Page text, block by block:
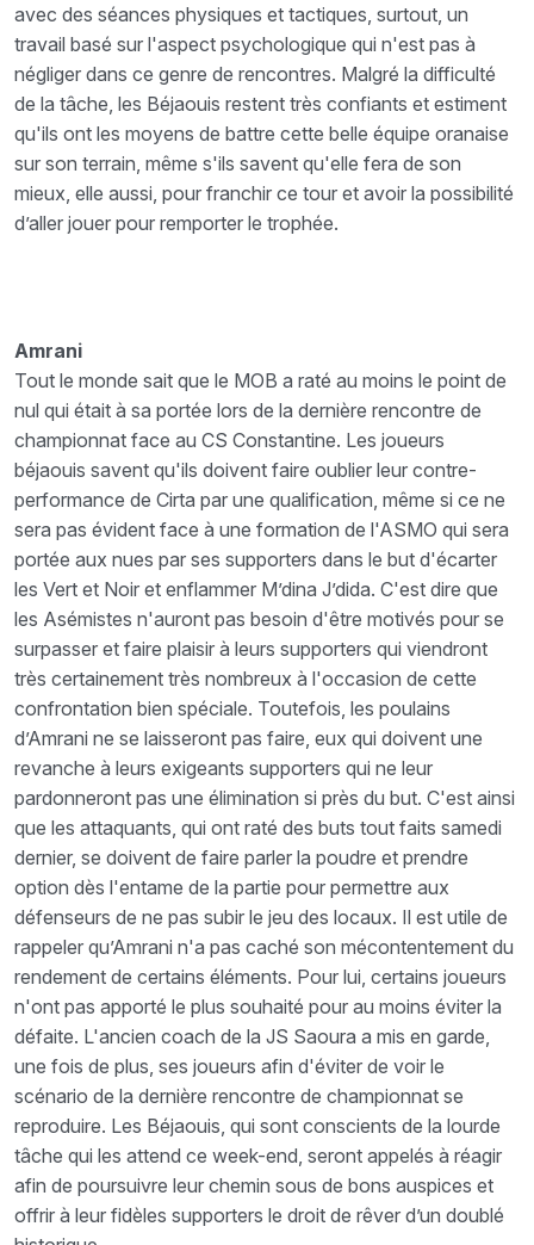
avec des séances physiques et tactiques, surtout, un
travail basé sur l'aspect psychologique qui n'est pas à
négliger dans ce genre de rencontres. Malgré la difficulté
de la tâche, les Béjaouis restent très confiants et estiment
qu'ils ont les moyens de battre cette belle équipe oranaise
sur son terrain, même s'ils savent qu'elle fera de son
mieux, elle aussi, pour franchir ce tour et avoir la possibilité
d’aller jouer pour remporter le trophée.
Amrani
Tout le monde sait que le MOB a raté au moins le point de
nul qui était à sa portée lors de la dernière rencontre de
championnat face au CS Constantine. Les joueurs
béjaouis savent qu'ils doivent faire oublier leur contre-
performance de Cirta par une qualification, même si ce ne
sera pas évident face à une formation de l'ASMO qui sera
portée aux nues par ses supporters dans le but d'écarter
les Vert et Noir et enflammer M’dina J’dida. C'est dire que
les Asémistes n'auront pas besoin d'être motivés pour se
surpasser et faire plaisir à leurs supporters qui viendront
très certainement très nombreux à l'occasion de cette
confrontation bien spéciale. Toutefois, les poulains
d’Amrani ne se laisseront pas faire, eux qui doivent une
revanche à leurs exigeants supporters qui ne leur
pardonneront pas une élimination si près du but. C'est ainsi
que les attaquants, qui ont raté des buts tout faits samedi
dernier, se doivent de faire parler la poudre et prendre
option dès l'entame de la partie pour permettre aux
défenseurs de ne pas subir le jeu des locaux. Il est utile de
rappeler qu’Amrani n'a pas caché son mécontentement du
rendement de certains éléments. Pour lui, certains joueurs
n'ont pas apporté le plus souhaité pour au moins éviter la
défaite. L'ancien coach de la JS Saoura a mis en garde,
une fois de plus, ses joueurs afin d'éviter de voir le
scénario de la dernière rencontre de championnat se
reproduire. Les Béjaouis, qui sont conscients de la lourde
tâche qui les attend ce week-end, seront appelés à réagir
afin de poursuivre leur chemin sous de bons auspices et
offrir à leur fidèles supporters le droit de rêver d’un doublé